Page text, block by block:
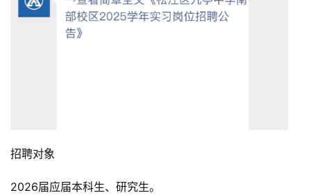
招聘对象
2026届应届本科生、研究生。